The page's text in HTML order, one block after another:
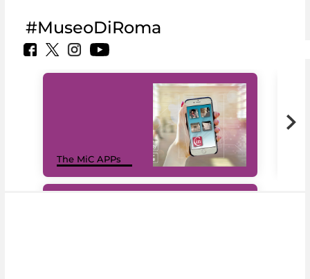
#MuseoDiRoma
The MiC APPs